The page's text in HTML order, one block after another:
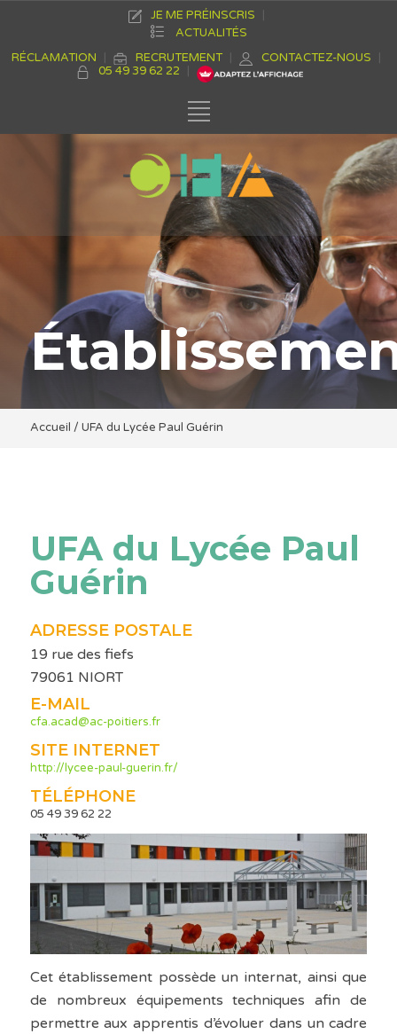
JE ME PRÉINSCRIS
ACTUALITÉS
RÉCLAMATION
RECRUTEMENT
CONTACTEZ-NOUS
05 49 39 62 22
Accueil / UFA du Lycée Paul Guérin
UFA du Lycée Paul
Guérin
ADRESSE POSTALE
19 rue des fiefs
79061 NIORT
E-MAIL
cfa.acad@ac-poitiers.fr
SITE INTERNET
http://lycee-paul-guerin.fr/
TÉLÉPHONE
05 49 39 62 22
Cet établissement possède un internat, ainsi que
de nombreux équipements techniques afin de
permettre aux apprentis d’évoluer dans un cadre